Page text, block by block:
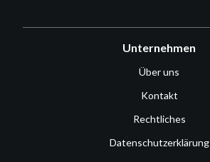
Unternehmen
Über uns
Kontakt
Rechtliches
Datenschutzerklärung